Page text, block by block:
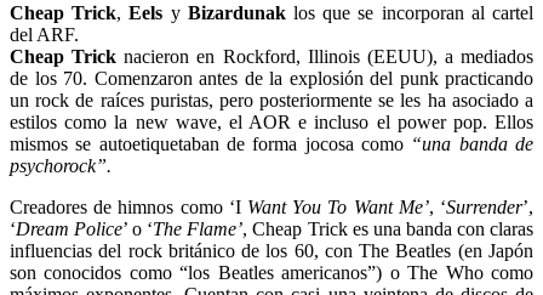
Cheap Trick, Eels y Bizardunaklos que se incorporan al cartel
del ARF.
Cheap Trick nacieron en Rockford, Illinois (EEUU), a mediados
de los 70. Comenzaron antes de la explosión del punk practicando
un rock de raíces puristas, pero posteriormente se les ha asociado a
estilos como la new wave, el AOR e incluso el power pop. Ellos
mismos se autoetiquetaban de forma jocosa como “una banda de
psychorock”.
Creadores de himnos como ‘IWant You To Want Me’, ‘Surrender’,
‘Dream Police’ o ‘The Flame’, Cheap Trick es una banda con claras
influencias del rock británico de los 60, con The Beatles (en Japón
son conocidos como “los Beatles americanos”) o The Who como